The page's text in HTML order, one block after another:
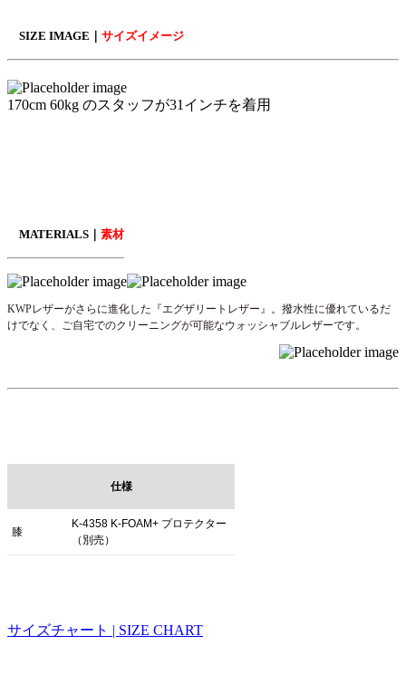
SIZE IMAGE｜ サイズイメージ
170cm 60kg のスタッフが31インチを着用
MATERIALS｜ 素材
KWPレザーがさらに進化した『エグザリートレザー』。撥水性に優れているだ
けでなく、ご自宅でのクリーニングが可能なウォッシャブルレザーです。
仕様
膝
K-4358 K-FOAM+ プロテクター
（別売）
サイズチャート | SIZE CHART